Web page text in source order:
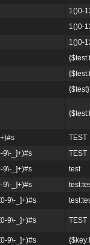
1()0-
1()0-
1()0-
{$test}
TEST
9\-_]+)#s
TEST
9\-_]+)#s
test
9\-_]+)#s
9\-_]+)#s
9\-_]+)#s TEST
9\-_]+)#s